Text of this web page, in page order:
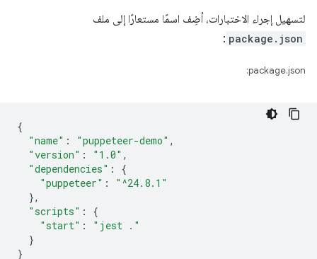
لتسهيل إجراء الاختبارات، أضِف اسمًا مستعارًا إلى ملف
package.json
:
package.json:
{
"name" : "puppeteer-demo" ,
"version" : "1.0" ,
"dependencies" :
{
"puppeteer" :
"^24.8.1"
},
"scripts" :
{
"start" :
"jest ."
}
}